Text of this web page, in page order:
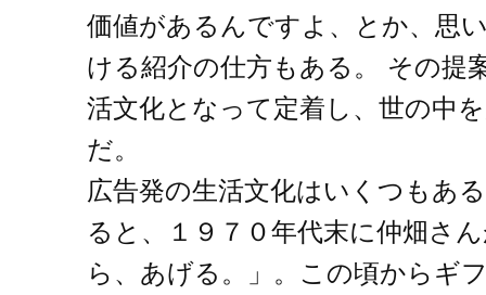
価値があるんですよ、とか、思
ける紹介の仕方もある。 その提
活文化となって定着し、世の中
だ。
広告発の生活文化はいくつもあ
ると、１９７０年代末に仲畑さ
ら、あげる。」。この頃からギ